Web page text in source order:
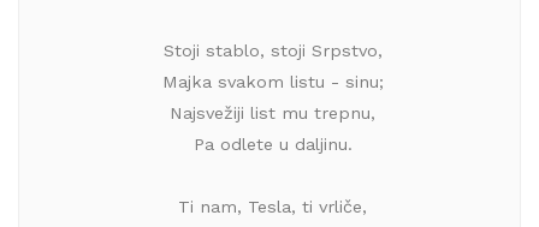
Stoji stablo, stoji Srpstvo,
Majka svakom listu - sinu;
Najsvežiji list mu trepnu,
Pa odlete u daljinu.
Ti nam, Tesla, ti vrliče,